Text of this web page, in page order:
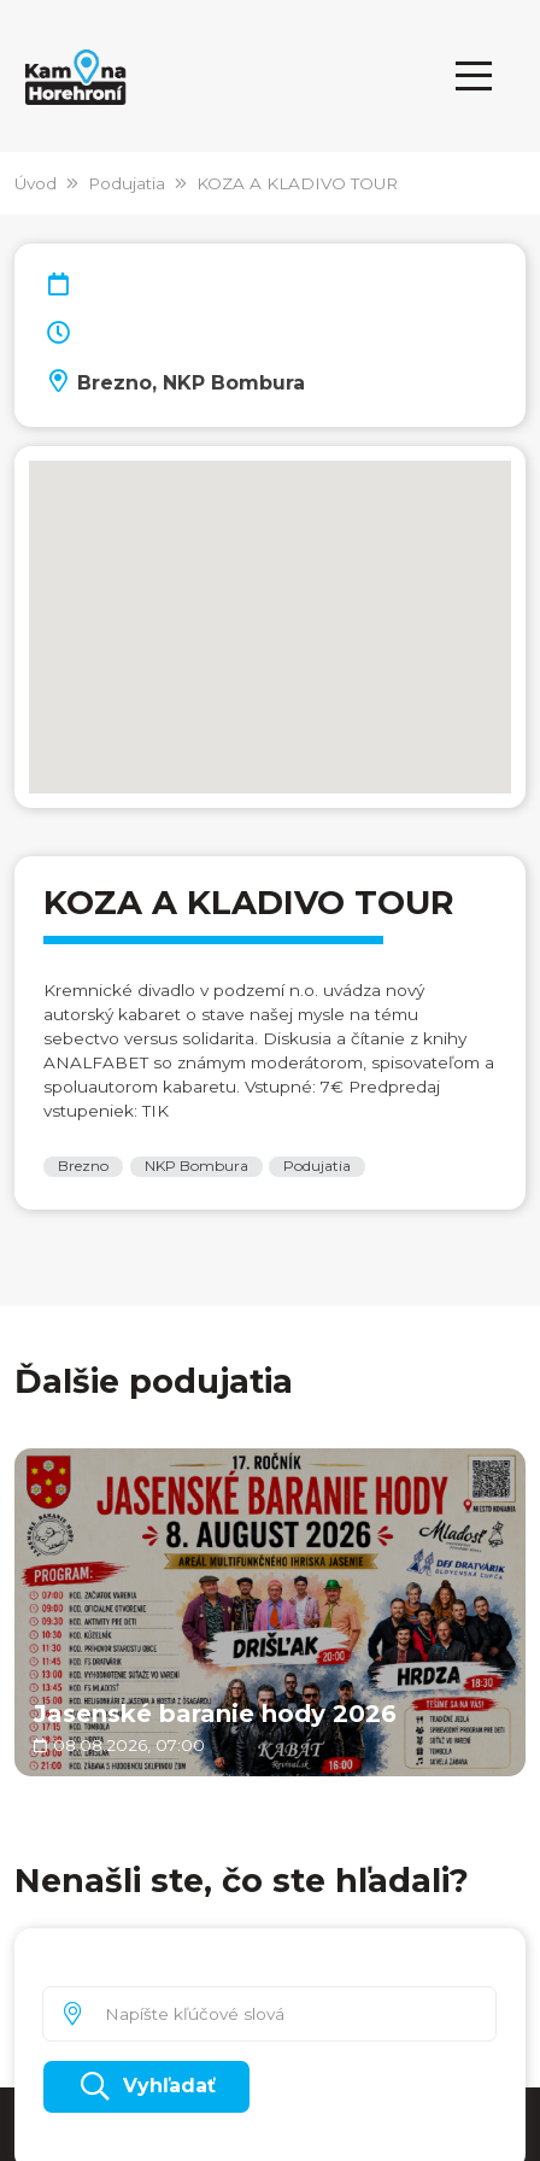
Úvod Podujatia KOZA A KLADIVO TOUR
Brezno, NKP Bombura
KOZA A KLADIVO TOUR
Kremnické divadlo v podzemí n.o. uvádza nový
autorský kabaret o stave našej mysle na tému
sebectvo versus solidarita. Diskusia a čítanie z knihy
ANALFABET so známym moderátorom, spisovateľom a
spoluautorom kabaretu. Vstupné: 7€ Predpredaj
vstupeniek: TIK
Brezno NKP Bombura Podujatia
Ďalšie podujatia
Jasenské baranie hody 2026
08.08.2026, 07:00
Nenašli ste, čo ste hľadali?
Vyhľadať